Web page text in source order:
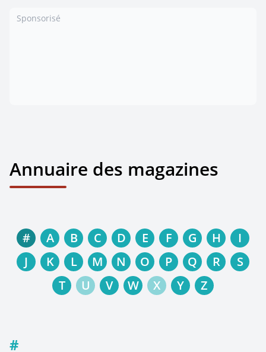
Sponsorisé
Annuaire des magazines
# A B C D E F G H
I
J
K L M N O P Q R
S
T
U V W X Y Z
#